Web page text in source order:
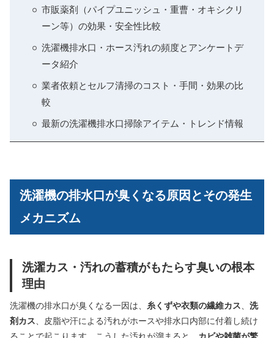
市販薬剤（パイプユニッシュ・重曹・オキシクリ
ーン等）の効果・安全性比較
洗濯機排水口・ホース汚れの頻度とアンケートデ
ータ紹介
業者依頼とセルフ清掃のコスト・手間・効果の比
較
最新の洗濯機排水口掃除アイテム・トレンド情報
洗濯機の排水口が臭くなる原因とその発生
メカニズム
洗濯カス・汚れの蓄積がもたらす臭いの根本
理由
洗濯機の排水口が臭くなる一因は、 糸くずや衣類の繊維カス
洗
剤カス 、皮脂や汗による汚れがホースや排水口内部に付着し続け